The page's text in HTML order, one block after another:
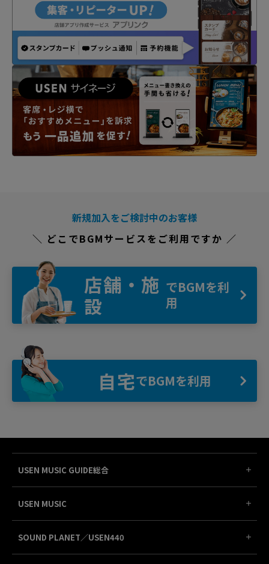
新規加入をご検討中のお客様
＼ どこでBGMサービスをご利用ですか ／
店舗・施
設
でBGMを利
用
自宅でBGMを利用
USEN MUSIC GUIDE総合
USEN MUSIC
SOUND PLANET／USEN440